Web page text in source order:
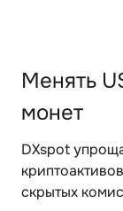
Менять
монет
DXspot
скрытых